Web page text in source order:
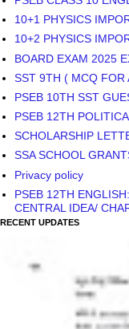
10+1 PHYSICS
10+2 PHYSICS
BOARD EXAM 2025
SST 9TH ( MCQ FOR
PSEB 10TH SST
PSEB 12TH
SCHOLARSHIP
SSA SCHOOL
Privacy policy
PSEB 12TH
CENTRAL IDEA/
RECENT UPDATES